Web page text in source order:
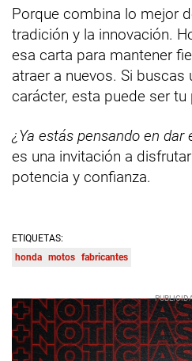
Porque combina lo mejor
tradición y la innovación.
esa carta para mantener
atraer a nuevos. Si buscas
carácter, esta puede ser
¿Ya estás pensando en dar
es una invitación a
potencia y confianza.
ETIQUETAS:
honda motos fabricantes